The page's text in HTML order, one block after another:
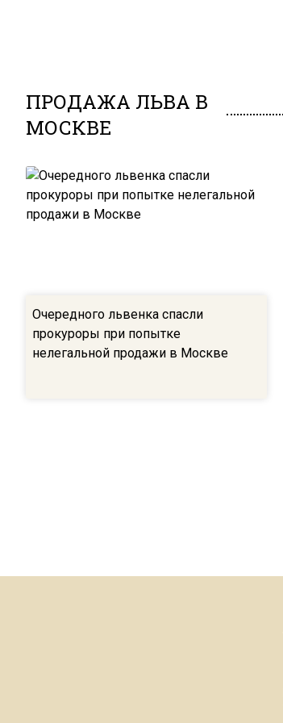
ПРОДАЖА ЛЬВА В
МОСКВЕ
Очередного львенка спасли
прокуроры при попытке
нелегальной продажи в Москве